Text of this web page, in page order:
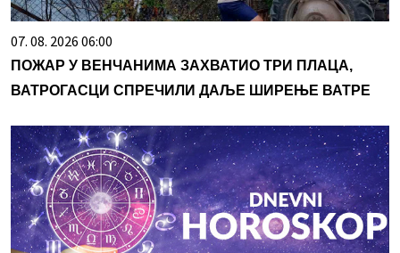
07. 08. 2026 06:00
ПОЖАР У ВЕНЧАНИМА ЗАХВАТИО ТРИ ПЛАЦА,
ВАТРОГАСЦИ СПРЕЧИЛИ ДАЉЕ ШИРЕЊЕ ВАТРЕ